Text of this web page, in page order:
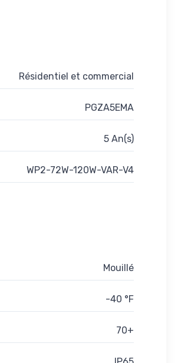
Résidentiel et commercial
PGZA5EMA
5 An(s)
WP2-72W-120W-VAR-V4
Mouillé
-40 °F
70+